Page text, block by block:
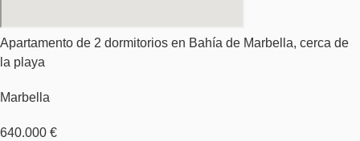
Apartamento de 2 dormitorios en Bahía de Marbella, cerca de
la playa
Marbella
640.000 €